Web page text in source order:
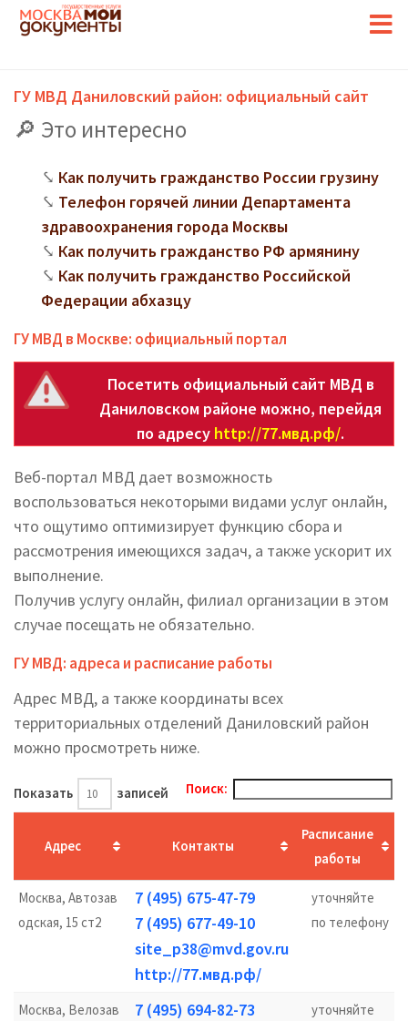
ГУ МВД Даниловский район: официальный сайт
Это интересно
Как получить гражданство России грузину
Телефон горячей линии Департамента
здравоохранения города Москвы
Как получить гражданство РФ армянину
Как получить гражданство Российской
Федерации абхазцу
ГУ МВД в Москве: официальный портал
Посетить официальный сайт МВД в
Даниловском районе можно, перейдя
по адресу http://77.мвд.рф/.
Веб-портал МВД дает возможность
воспользоваться некоторыми видами услуг онлайн,
что ощутимо оптимизирует функцию сбора и
рассмотрения имеющихся задач, а также ускорит их
выполнение.
Получив услугу онлайн, филиал организации в этом
случае посещать не обязательно.
ГУ МВД: адреса и расписание работы
Адрес МВД, а также координаты всех
территориальных отделений Даниловский район
можно просмотреть ниже.
Показать записей Поиск:
Адрес Контакты
Расписание
работы
Москва, Автозав
одская, 15 ст2
7 (495) 675-47-79
7 (495) 677-49-10
site_p38@mvd.gov.ru
http://77.мвд.рф/
уточняйте
по телефону
Москва, Велозав
7 (495) 694-82-73
уточняйте